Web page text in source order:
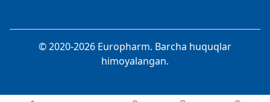
© 2020-2026 Europharm. Barcha huquqlar
himoyalangan.